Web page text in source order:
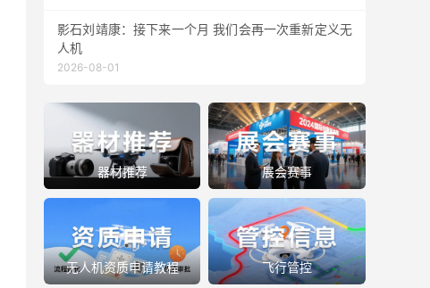
影石刘靖康：接下来一个月 我们会再一次重新定义无
人机
2026-08-01
器材推荐 展会赛事
无人机资质申请教程 飞行管控